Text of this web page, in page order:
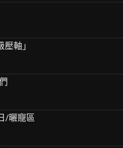
軸」
/曬寵區